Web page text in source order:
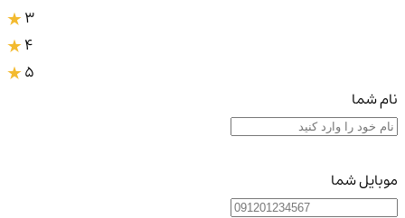
3
4
5
نام شما
موبایل شما